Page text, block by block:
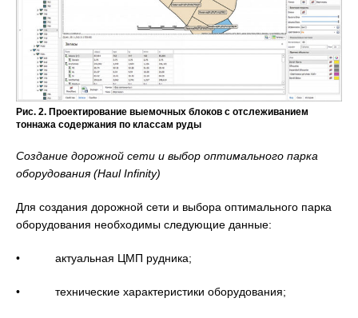
Рис. 2. Проектирование выемочных блоков с отслеживанием
тоннажа содержания по классам руды
Создание дорожной сети и выбор оптимального парка
оборудования (Haul Infinity)
Для создания дорожной сети и выбора оптимального парка
оборудования необходимы следующие данные:
• актуальная ЦМП рудника;
• технические характеристики оборудования;